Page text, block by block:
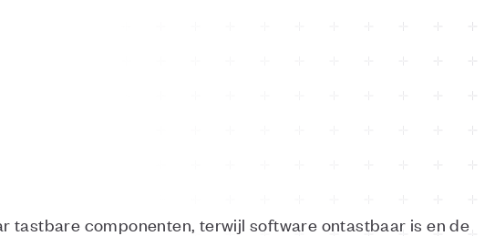
tastbare componenten, terwijl software ontastbaar is en de